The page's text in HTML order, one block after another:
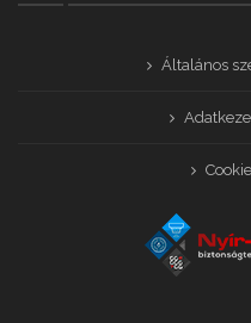
Általános